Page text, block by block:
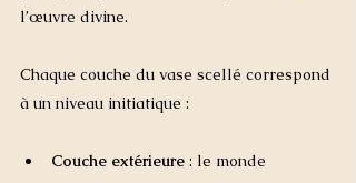
l’œuvre divine.
Chaque couche du vase scellé correspond
à un niveau initiatique :
Couche extérieure : le monde